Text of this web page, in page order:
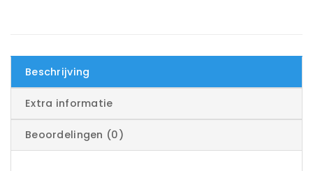
Beschrijving
Extra informatie
Beoordelingen (0)